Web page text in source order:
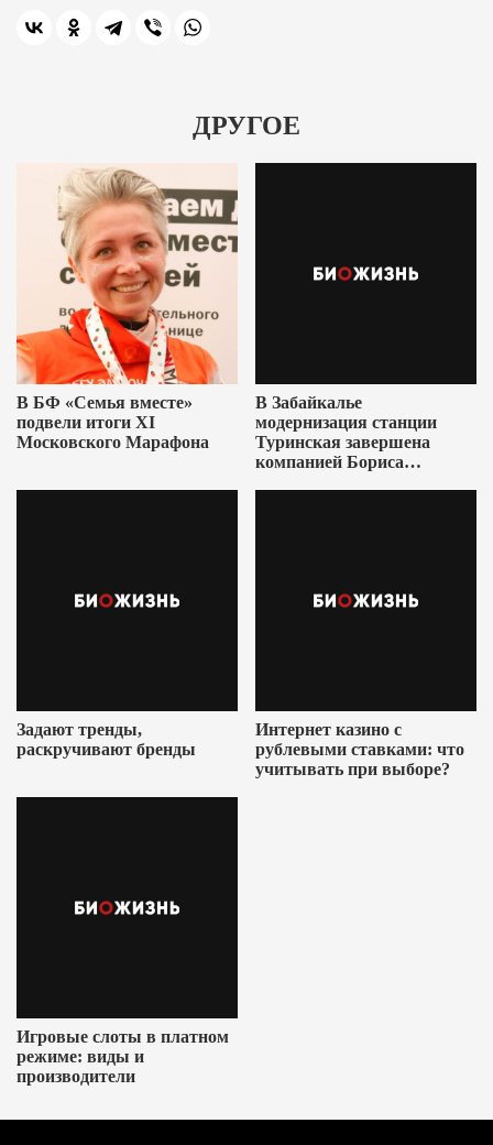
ДРУГОЕ
В БФ «Семья вместе»
подвели итоги XI
Московского Марафона
В Забайкалье
модернизация станции
Туринская завершена
компанией Бориса
Задают тренды,
раскручивают бренды
Интернет казино с
рублевыми ставками: что
учитывать при выборе?
Игровые слоты в платном
режиме: виды и
производители